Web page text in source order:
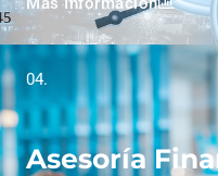
04.
Asesoría